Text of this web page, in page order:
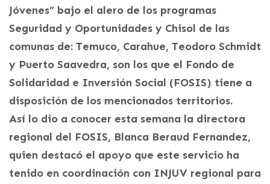
Jóvenes” bajo el alero de los programas
Seguridad y Oportunidades y Chisol de las
comunas de: Temuco, Carahue, Teodoro Schmidt
y Puerto Saavedra, son los que el Fondo de
Solidaridad e Inversión Social (FOSIS) tiene a
disposición de los mencionados territorios.
Así lo dio a conocer esta semana la directora
regional del FOSIS, Blanca Beraud Fernandez,
quien destacó el apoyo que este servicio ha
tenido en coordinación con INJUV regional para